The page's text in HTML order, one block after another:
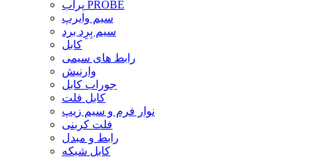
پراب PROBE
سیم وایرپ
سیم بِرِد برد
کابل
رابط های سیمی
وارنیش
جوراب کابل
کابل فلت
نوار فرم و سیم زیپ
فلت کربنی
رابط و مبدل
کابل شبکه